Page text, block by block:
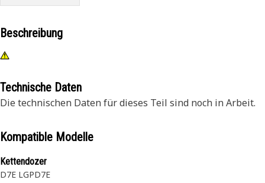
Beschreibung
Technische Daten
Die technischen Daten für dieses Teil sind noch in Arbeit.
Kompatible Modelle
Kettendozer
D7E LGPD7E